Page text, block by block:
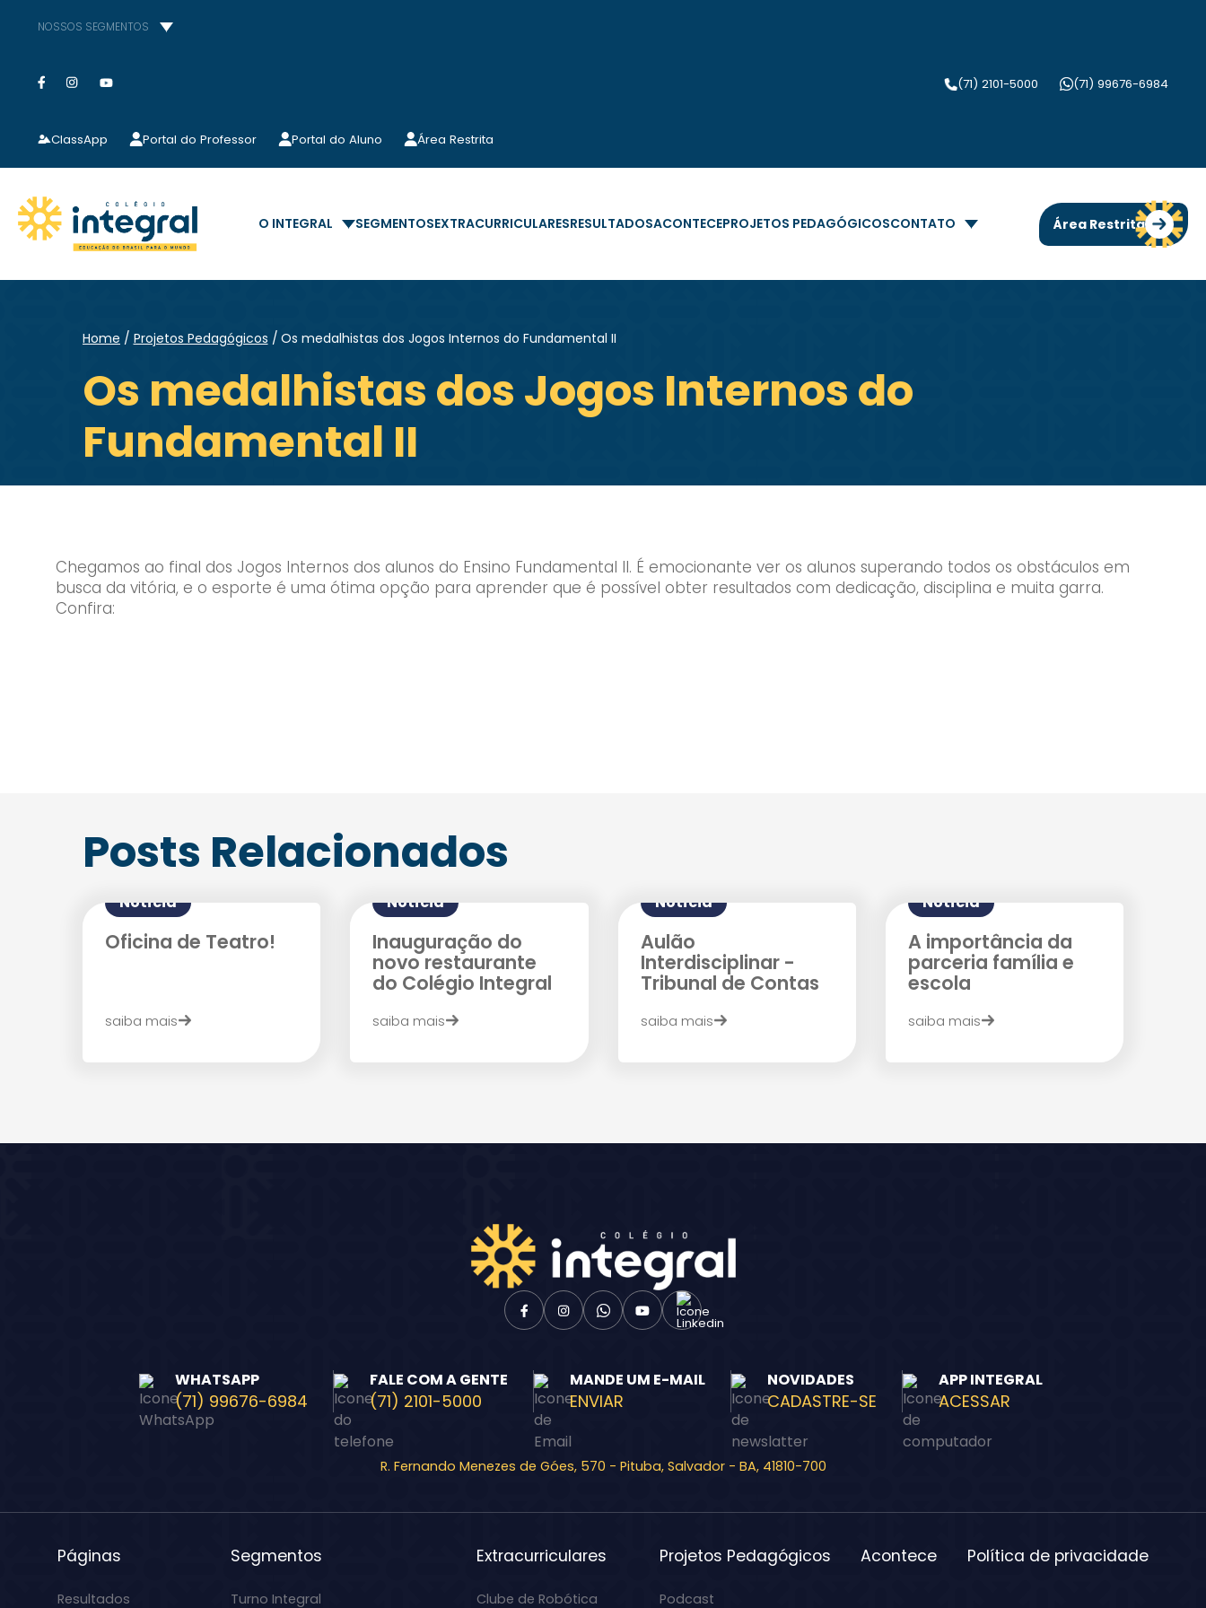
NOSSOS SEGMENTOS
ClassApp Portal do Professor Portal do Aluno Área Restrita
(71) 2101-5000 (71) 99676-6984
O INTEGRAL SEGMENTOSEXTRACURRICULARESRESULTADOSACONTECEPROJETOS PEDAGÓGICOSCONTATO Área Restrita
Home Projetos Pedagógicos Os medalhistas dos Jogos Internos do Fundamental II
Os medalhistas dos Jogos Internos do
Fundamental II
Chegamos ao final dos Jogos Internos dos alunos do Ensino Fundamental II. É emocionante ver os alunos superando todos os obstáculos em
busca da vitória, e o esporte é uma ótima opção para aprender que é possível obter resultados com dedicação, disciplina e muita garra.
Confira:
Posts Relacionados
Notícia
Oficina de Teatro!
saiba mais
Notícia
Inauguração do
novo restaurante
do Colégio Integral
saiba mais
Notícia
Aulão
Interdisciplinar -
Tribunal de Contas
saiba mais
Notícia
A importância da
parceria família e
escola
saiba mais
WHATSAPP
(71) 99676-6984
FALE COM A GENTE
(71) 2101-5000
MANDE UM E-MAIL
ENVIAR
NOVIDADES
CADASTRE-SE
APP INTEGRAL
ACESSAR
R. Fernando Menezes de Góes, 570 - Pituba, Salvador - BA, 41810-700
Páginas
Resultados
Segmentos
Turno Integral
Extracurriculares
Clube de Robótica
Projetos Pedagógicos
Podcast
Acontece Política de privacidade
Agende uma visita